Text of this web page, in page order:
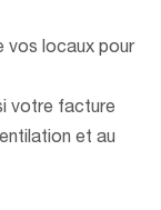
vos locaux pour
votre facture
et au